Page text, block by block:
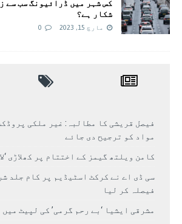
کس شہر میں ڈرائیونگ سب سے
شکار ہے؟
مارچ 15, 2023 0
فیصل قریشی کا مطالبہ: غیر ملکی
مواد کو ترجیح دی جائے
کامن ویلتھ گیمز کے اختتام پر کھلاڑی
سی ڈی اے نے کرکٹ اسٹیڈیم پر کام جلد
فیصلہ کر لیا
مشرقی ایشیا ‘بے رحم گرمی’ کی لپیٹ میں